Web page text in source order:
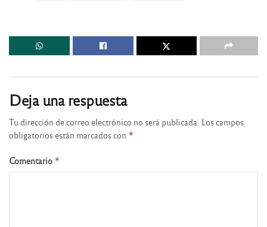
Deja una respuesta
Tu dirección de correo electrónico no será publicada. Los campos
obligatorios están marcados con *
Comentario *